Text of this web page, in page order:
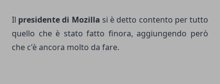
Il presidente di Mozilla si è detto contento per tutto
quello che è stato fatto finora, aggiungendo però
che c'è ancora molto da fare.